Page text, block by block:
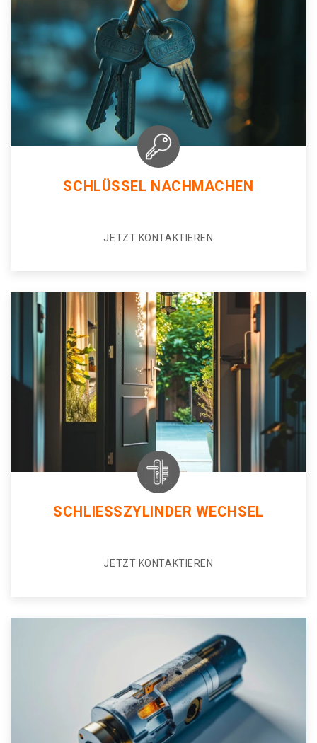
SCHLÜSSEL NACHMACHEN
JETZT KONTAKTIEREN
SCHLIESSZYLINDER WECHSEL
JETZT KONTAKTIEREN